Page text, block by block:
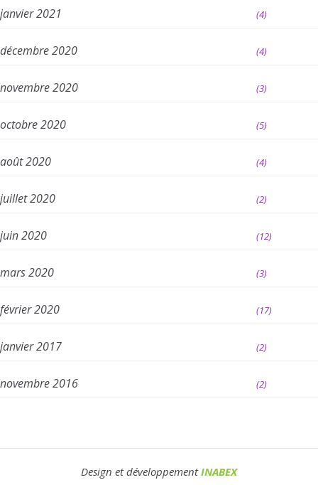
janvier 2021 (4)
décembre 2020 (4)
novembre 2020 (3)
octobre 2020 (5)
août 2020 (4)
juillet 2020 (2)
juin 2020 (12)
mars 2020 (3)
février 2020 (17)
janvier 2017 (2)
novembre 2016 (2)
Design et développementINABEX